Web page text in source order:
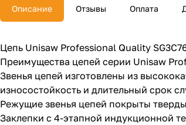
Описание Отзывы Оплата
Цепь Unisaw Professional Quality
Преимущества цепей серии Unisaw
Звенья цепей изготовлены из
износостойкость и длительный срок
Режущие звенья цепей покрыты
Заклепки с 4-этапной индукционной